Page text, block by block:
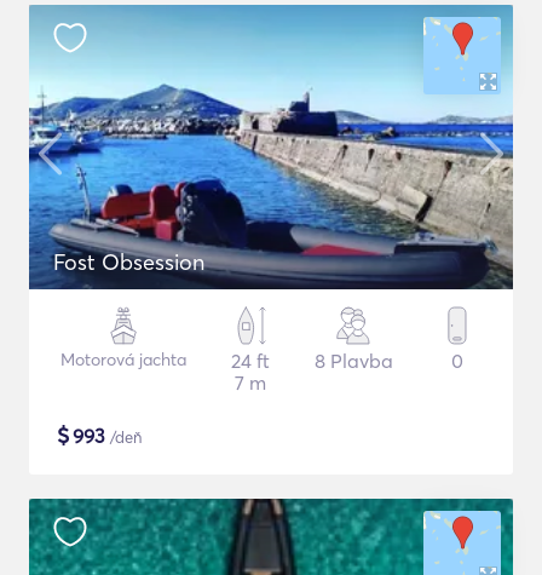
Fost Obsession
Motorová jachta
24 ft
7 m
8 Plavba 0
$993 /deň